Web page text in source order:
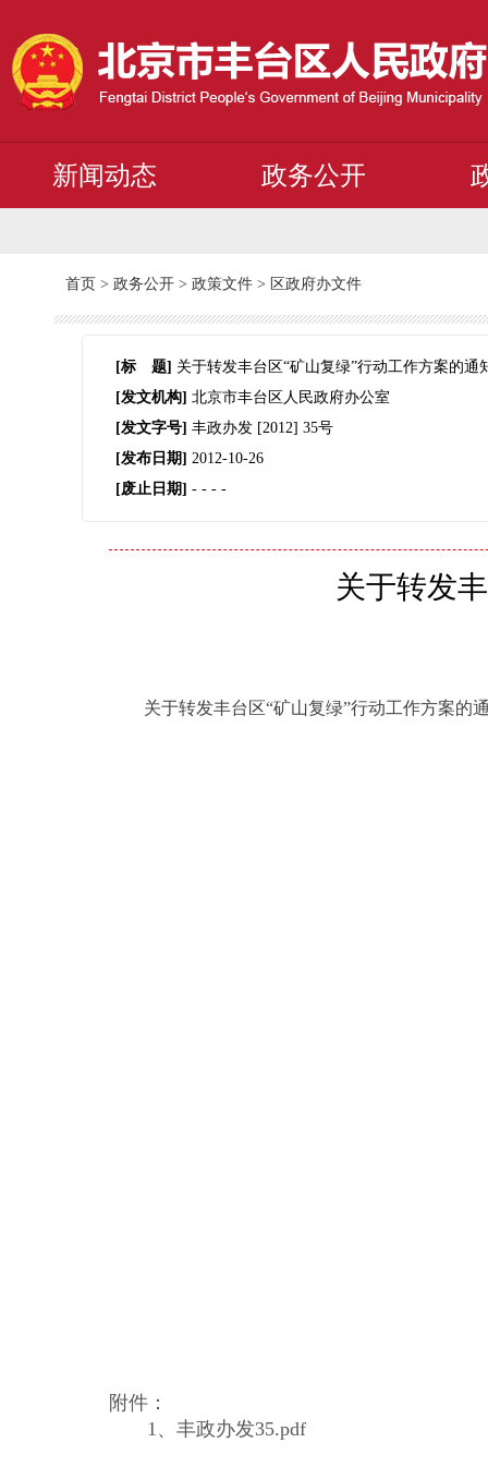
新闻动态 政务公开
首页 > 政务公开 > 政策文件 > 区政府办文件
[标 题] 关于转发丰台区“矿山复绿”行动工作方案的通
[发文机构] 北京市丰台区人民政府办公室
[发文字号] 丰政办发 [2012] 35号
[发布日期] 2012-10-26
[废止日期] - - - -
关于转发
关于转发丰台区“矿山复绿”行动工作方案的
附件：
1、 丰政办发35.pdf